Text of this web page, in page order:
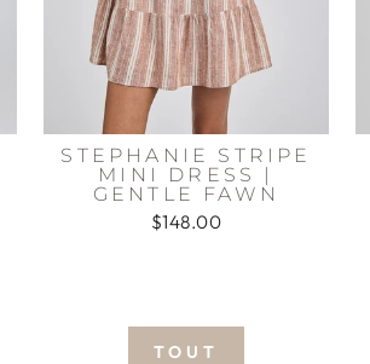
STEPHANIE STRIPE
MINI DRESS |
GENTLE FAWN
$148.00
TOUT